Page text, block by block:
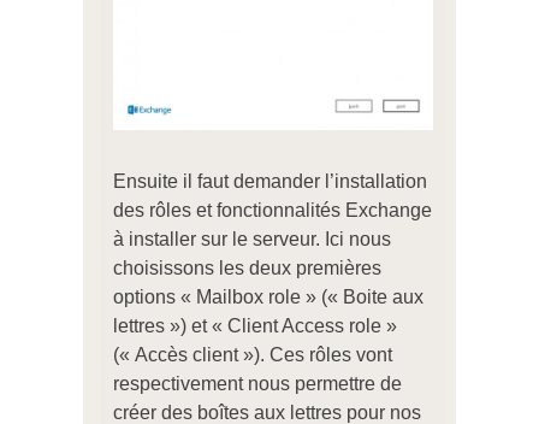
Ensuite il faut demander l’installation
des rôles et fonctionnalités Exchange
à installer sur le serveur. Ici nous
choisissons les deux premières
options « Mailbox role » (« Boite aux
lettres ») et « Client Access role »
(« Accès client »). Ces rôles vont
respectivement nous permettre de
créer des boîtes aux lettres pour nos